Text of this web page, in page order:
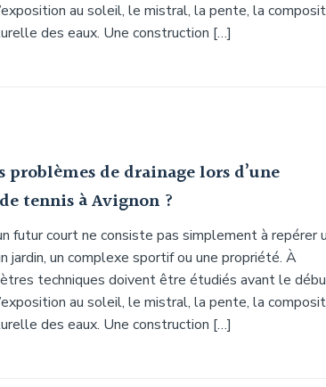
au soleil, le mistral, la pente, la
des eaux. Une construction […]
de drainage lors d’une
tennis à Avignon ?
futur court ne consiste pas simplement à repérer
jardin, un complexe sportif ou une propriété. À
techniques doivent être étudiés avant le
au soleil, le mistral, la pente, la
des eaux. Une construction […]